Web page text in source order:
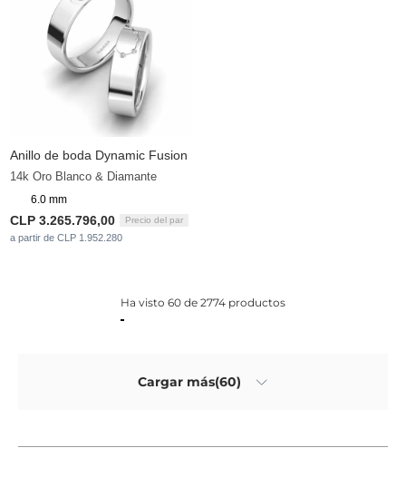
Anillo de boda Dynamic Fusion
14k Oro Blanco & Diamante
6.0 mm
CLP 3.265.796,00 Precio del par
a partir de CLP 1.952.280
Ha visto 60 de 2774 productos
Cargar más(60)